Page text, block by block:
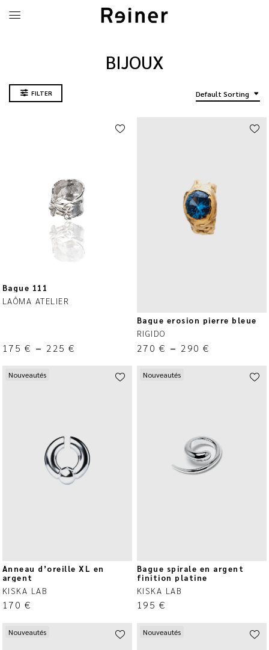
BIJOUX
FILTER Default Sorting
Bague 111
LAÔMA ATELIER
175 € – 225€
Bague erosion pierre bleue
RIGIDO
270 € – 290€
Nouveautés
Anneau d’oreille XL en
argent
KISKA LAB
170 €
Nouveautés
Bague spirale en argent
finition platine
KISKA LAB
195 €
Nouveautés Nouveautés